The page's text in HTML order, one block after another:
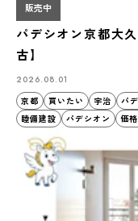
販売中
パデシオン京都大
古】
2026.08.01
京都
買いたい 宇治
パ
睦備建設
パデシオン 価